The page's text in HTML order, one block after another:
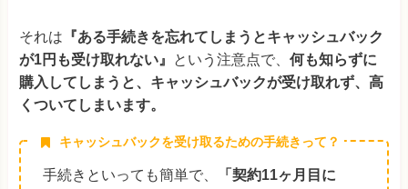
それは 『ある手続きを忘れてしまうとキャッシュバック
が1円も受け取れない』
という注意点で、 何も知らずに
購入してしまうと、キャッシュバックが受け取れず、高
くついてしまいます。
キャッシュバックを受け取るための手続きって？
手続きといっても簡単で、
「契約11ヶ月目に